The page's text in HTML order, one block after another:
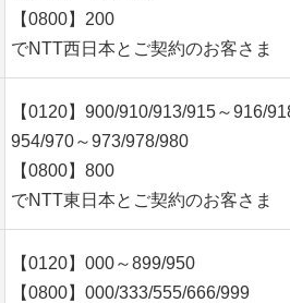
【0800】200
でNTT西日本とご契約のお客さま
【0120】900/910/913/915～916/
954/970～973/978/980
【0800】800
でNTT東日本とご契約のお客さま
【0120】000～899/950
【0800】000/333/555/666/999